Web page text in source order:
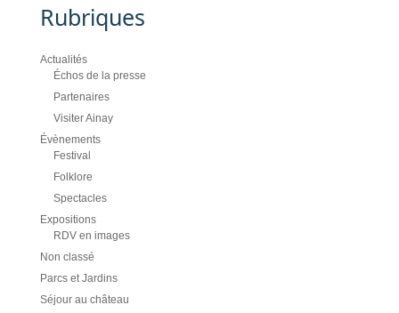
Rubriques
Actualités
Échos de la presse
Partenaires
Visiter Ainay
Évènements
Festival
Folklore
Spectacles
Expositions
RDV en images
Non classé
Parcs et Jardins
Séjour au château